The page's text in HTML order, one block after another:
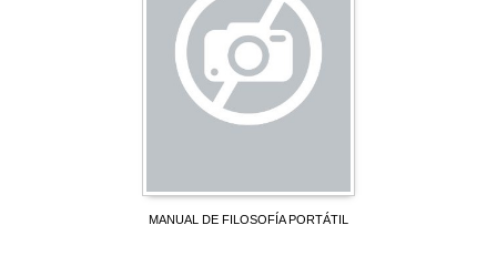
MANUAL DE FILOSOFÍA PORTÁTIL